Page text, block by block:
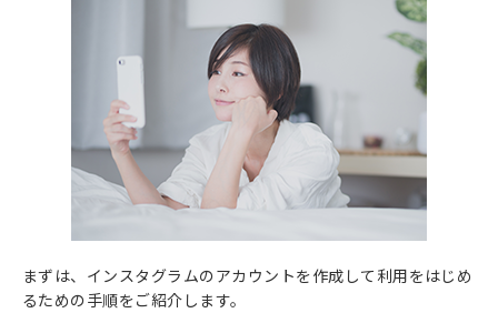
まずは、インスタグラムのアカウントを作成して利用をはじめ
るための手順をご紹介します。